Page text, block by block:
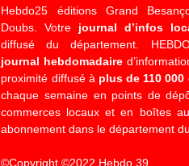
Hebdo25 éditions Grand
Doubs. Votre journal d’infos
diffusé du département.
journal hebdomadaire
proximité diffusé à plus de 110
chaque semaine en points de
commerces locaux et en boîtes
abonnement dans le département
©Copyright ©2022 Hebdo 39